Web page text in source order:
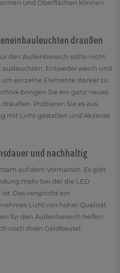
und Oberflächen können
draußen
den Außenbereich sollte nicht
Entweder weich und
einzelne Elemente stärker zu
bringen Sie ein ganz neues
Probieren Sie es aus,
mit Licht gestalten und Akzente
und nachhaltig
auf dem Vormarsch. Es gibt
mehr bei der die LED
Das verspricht ein
Licht von hoher Qualität.
für den Außenbereich helfen
noch Ihren Geldbeutel.